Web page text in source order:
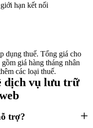
hạn kết nối
dụng thuế. Tổng giá cho
giá hàng tháng nhân
các loại thuế.
dịch vụ lưu trữ
trợ?